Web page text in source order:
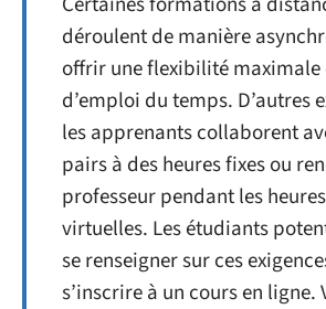
déroulent de manière
offrir une flexibilité maximale
d’emploi du temps. D’autres
les apprenants collaborent
pairs à des heures fixes ou
professeur pendant les
virtuelles. Les étudiants
se renseigner sur ces
s’inscrire à un cours en ligne.